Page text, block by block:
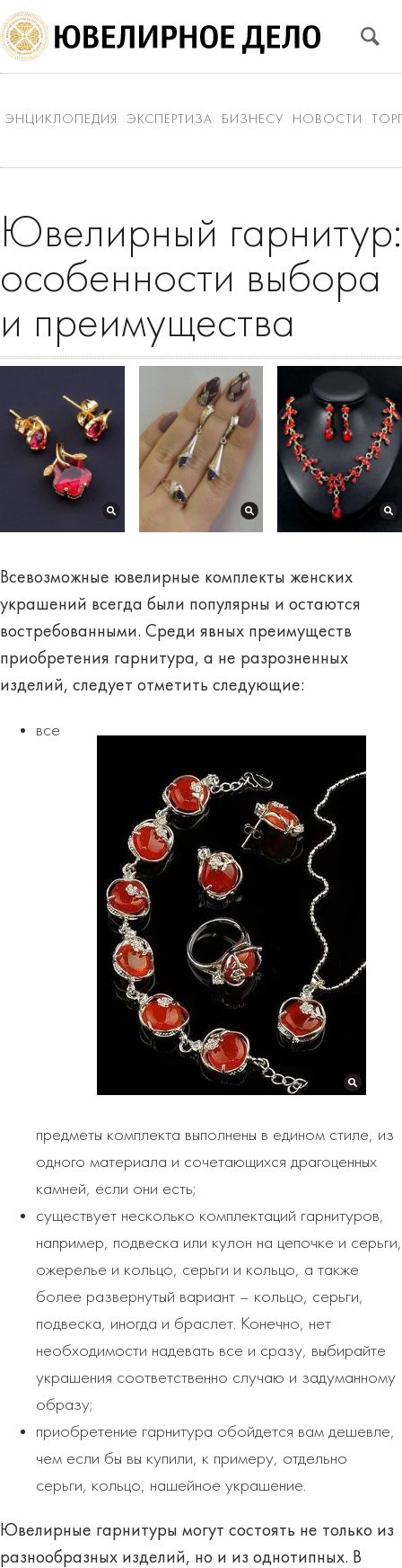
ЭНЦИКЛОПЕДИЯ ЭКСПЕРТИЗА БИЗНЕСУ НОВОСТИ
Ювелирный гарнитур:
особенности выбора
и преимущества
Всевозможные ювелирные комплекты женских
украшений всегда были популярны и остаются
востребованными. Среди явных преимуществ
приобретения гарнитура, а не разрозненных
изделий, следует отметить следующие:
все
предметы комплекта выполнены в едином стиле, из
одного материала и сочетающихся драгоценных
камней, если они есть;
существует несколько комплектаций гарнитуров,
например, подвеска или кулон на цепочке и серьги,
ожерелье и кольцо, серьги и кольцо, а также
более развернутый вариант – кольцо, серьги,
подвеска, иногда и браслет. Конечно, нет
необходимости надевать все и сразу, выбирайте
украшения соответственно случаю и задуманному
образу;
приобретение гарнитура обойдется вам дешевле,
чем если бы вы купили, к примеру, отдельно
серьги, кольцо, нашейное украшение.
Ювелирные гарнитуры могут состоять не только из
разнообразных изделий, но и из однотипных. В